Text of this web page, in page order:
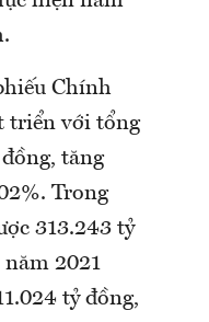
Chính
triển với tổng
tăng
Trong
313.243 tỷ
2021
tỷ đồng,